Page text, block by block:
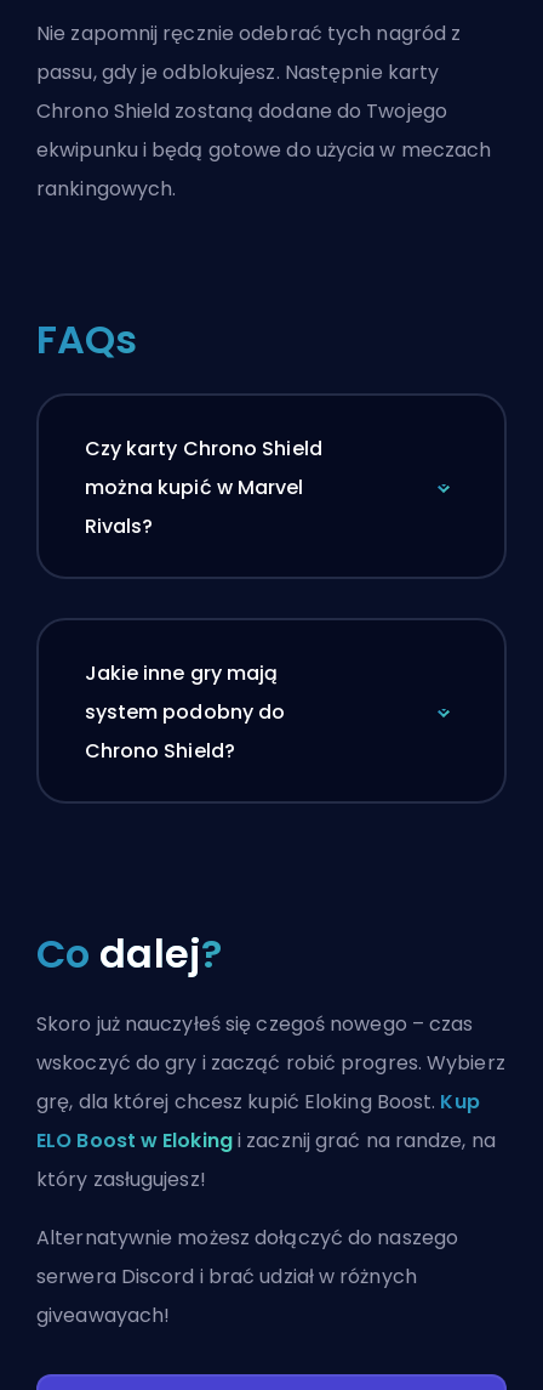
Nie zapomnij ręcznie odebrać tych nagród z
passu, gdy je odblokujesz. Następnie karty
Chrono Shield zostaną dodane do Twojego
ekwipunku i będą gotowe do użycia w meczach
rankingowych.
FAQs
Czy karty Chrono Shield
można kupić w Marvel
Rivals?
Jakie inne gry mają
system podobny do
Chrono Shield?
Co dalej?
Skoro już nauczyłeś się czegoś nowego – czas
wskoczyć do gry i zacząć robić progres. Wybierz
grę, dla której chcesz kupić Eloking Boost. Kup
ELO Boost w Elokingi zacznij grać na randze, na
który zasługujesz!
Alternatywnie możeszdołączyć do naszego
serwera Discord i brać udział w różnych
giveawayach!